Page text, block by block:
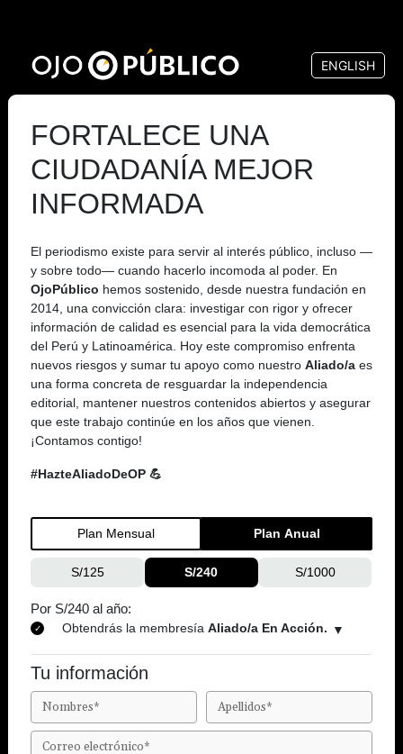
contenido
principal
ENGLISH
FORTALECE UNA
CIUDADANÍA MEJOR
INFORMADA
El periodismo existe para servir al interés público, incluso —
y sobre todo— cuando hacerlo incomoda al poder. En
OjoPúblico hemos sostenido, desde nuestra fundación en
2014, una convicción clara: investigar con rigor y ofrecer
información de calidad es esencial para la vida democrática
del Perú y Latinoamérica. Hoy este compromiso enfrenta
nuevos riesgos y sumar tu apoyo como nuestro Aliado/a es
una forma concreta de resguardar la independencia
editorial, mantener nuestros contenidos abiertos y asegurar
que este trabajo continúe en los años que vienen.
¡Contamos contigo!
#HazteAliadoDeOP 💪
Plan Mensual Plan Anual
S/125 S/240 S/1000
Por S/240 al año:
Obtendrás la membresía Aliado/a En Acción.
Tu información